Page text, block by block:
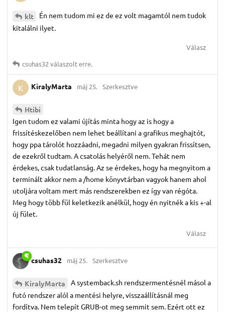
klt
Én nem tudom mi ez de ez volt magamtól nem tudok
kitalálni ilyet.
Válasz
csuhas32 válaszolt erre.
K KiralyMarta máj 25. Szerkesztve
Htibi
Igen tudom ez valami újítás minta hogy az is hogy a
frissítéskezelőben nem lehet beállítani a grafikus meghajtót,
hogy ppa tárolót hozzáadni, megadni milyen gyakran frissítsen,
de ezekről tudtam. A csatolás helyéről nem. Tehát nem
érdekes, csak tudatlanság. Az se érdekes, hogy ha megnyitom a
terminált akkor nem a /home könyvtárban vagyok hanem ahol
utoljára voltam mert más rendszerekben ez így van régóta.
Meg hogy több fül keletkezik anélkül, hogy én nyitnék a kis +-al
új fület.
Válasz
csuhas32 máj 25. Szerkesztve
KiralyMarta
A systemback.sh rendszermentésnél másol a
futó rendszer alól a mentési helyre, visszaállításnál meg
fordítva. Nem telepít GRUB-ot meg semmit sem. Ezért ott ez